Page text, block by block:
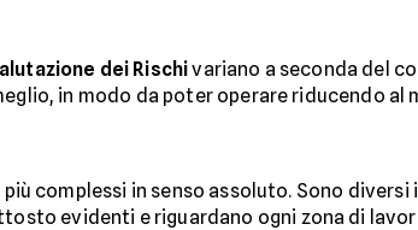
dei Rischivariano a seconda del
in modo da poter operare riducendo
complessi in senso assoluto. Sono
evidenti e riguardano ogni zona di